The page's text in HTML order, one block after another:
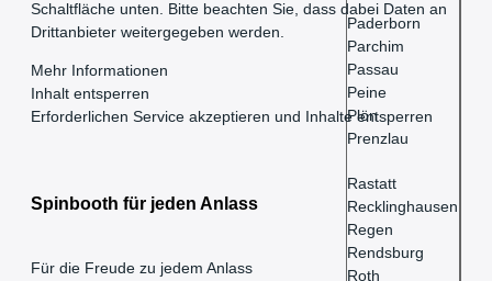
Paderborn
Parchim
Passau
Peine
Plön
Prenzlau
Rastatt
Recklinghausen
Regen
Rendsburg
Roth
Schaltfläche unten. Bitte beachten Sie, dass dabei Daten an
Drittanbieter weitergegeben werden.
Mehr Informationen
Inhalt entsperren
Erforderlichen Service akzeptieren und Inhalte entsperren
Spinbooth für jeden Anlass
Für die Freude zu jedem Anlass